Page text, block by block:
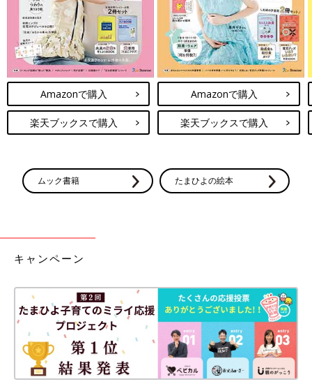
Amazonで購入
楽天ブックスで購入
Amazonで購入
楽天ブックスで購入
ムック書籍 たまひよの絵本
キャンペーン